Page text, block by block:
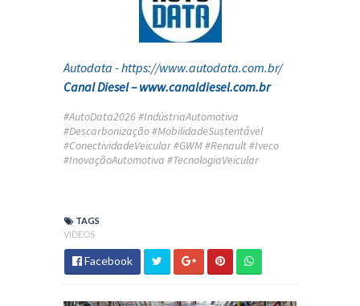
Autodata - https://www.autodata.com.br/
Canal Diesel –www.canaldiesel.com.br
#AutoData2026 #IndústriaAutomotiva
#Descarbonização #MobilidadeSustentável
#ConectividadeVeicular #GWM #Renault #Iveco
#InovaçãoAutomotiva #TecnologiaVeicular
TAGS
VIDEOS
Facebook